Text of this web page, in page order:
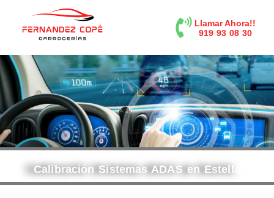
Llamar Ahora!!
919 93 08 30
Calibración Sistemas ADAS en Estella